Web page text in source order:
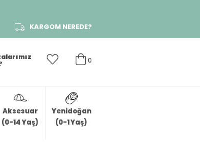
KARGOM NEREDE?
0
Aksesuar
(0-14 Yaş)
Yenidoğan
(0-1 Yaş)